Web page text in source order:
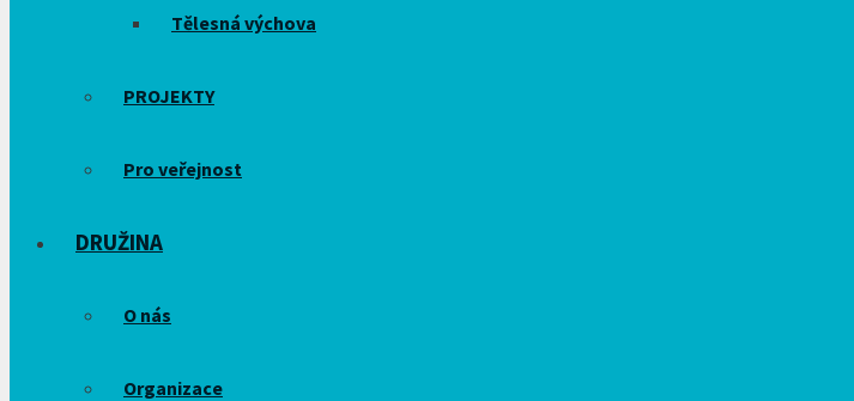
Tělesná výchova
PROJEKTY
Pro veřejnost
DRUŽINA
O nás
Organizace